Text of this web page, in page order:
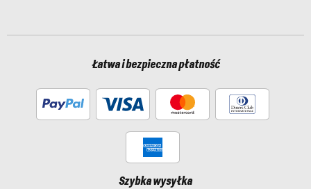
Łatwa i bezpieczna płatność
Szybka wysyłka